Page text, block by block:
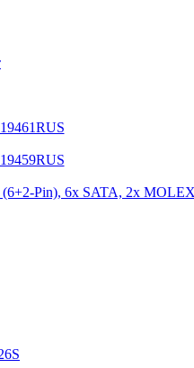
Pin), 6x SATA, 2x